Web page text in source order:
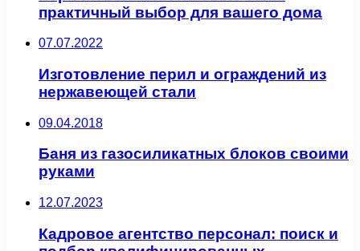
практичный выбор для вашего дома
07.07.2022
Изготовление перил и ограждений из
нержавеющей стали
09.04.2018
Баня из газосиликатных блоков своими
руками
12.07.2023
Кадровое агентство персонал: поиск и